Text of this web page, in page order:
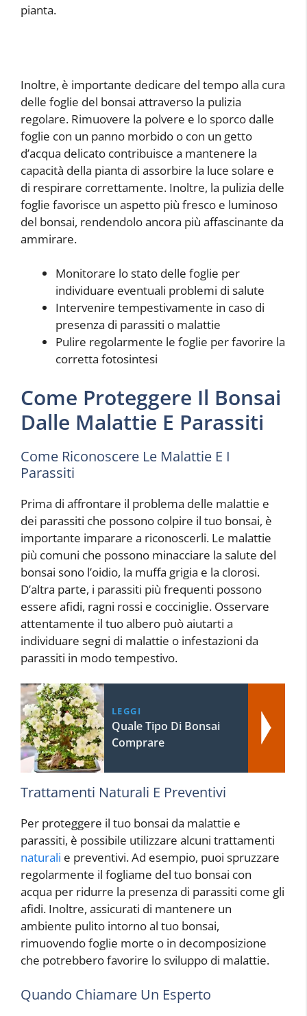
pianta.
Inoltre, è importante dedicare del tempo alla cura
delle foglie del bonsai attraverso la pulizia
regolare. Rimuovere la polvere e lo sporco dalle
foglie con un panno morbido o con un getto
d’acqua delicato contribuisce a mantenere la
capacità della pianta di assorbire la luce solare e
di respirare correttamente. Inoltre, la pulizia delle
foglie favorisce un aspetto più fresco e luminoso
del bonsai, rendendolo ancora più affascinante da
ammirare.
Monitorare lo stato delle foglie per
individuare eventuali problemi di salute
Intervenire tempestivamente in caso di
presenza di parassiti o malattie
Pulire regolarmente le foglie per favorire la
corretta fotosintesi
Come Proteggere Il Bonsai
Dalle Malattie E Parassiti
Come Riconoscere Le Malattie E I
Parassiti
Prima di affrontare il problema delle malattie e
dei parassiti che possono colpire il tuo bonsai, è
importante imparare a riconoscerli. Le malattie
più comuni che possono minacciare la salute del
bonsai sono l’oidio, la muffa grigia e la clorosi.
D’altra parte, i parassiti più frequenti possono
essere afidi, ragni rossi e cocciniglie. Osservare
attentamente il tuo albero può aiutarti a
individuare segni di malattie o infestazioni da
parassiti in modo tempestivo.
LEGGI
Quale Tipo Di Bonsai
Comprare
Trattamenti Naturali E Preventivi
Per proteggere il tuo bonsai da malattie e
parassiti, è possibile utilizzare alcuni trattamenti
naturali e preventivi. Ad esempio, puoi spruzzare
regolarmente il fogliame del tuo bonsai con
acqua per ridurre la presenza di parassiti come gli
afidi. Inoltre, assicurati di mantenere un
ambiente pulito intorno al tuo bonsai,
rimuovendo foglie morte o in decomposizione
che potrebbero favorire lo sviluppo di malattie.
Quando Chiamare Un Esperto